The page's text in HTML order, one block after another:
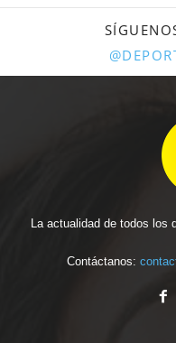
La actualidad de todos
Contáctanos: